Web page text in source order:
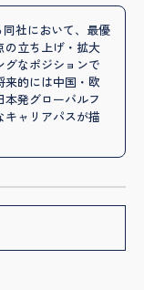
同社において、最優
の立ち上げ・拡大
グなポジションで
来的には中国・欧
発グローバルフ
キャリアパスが描